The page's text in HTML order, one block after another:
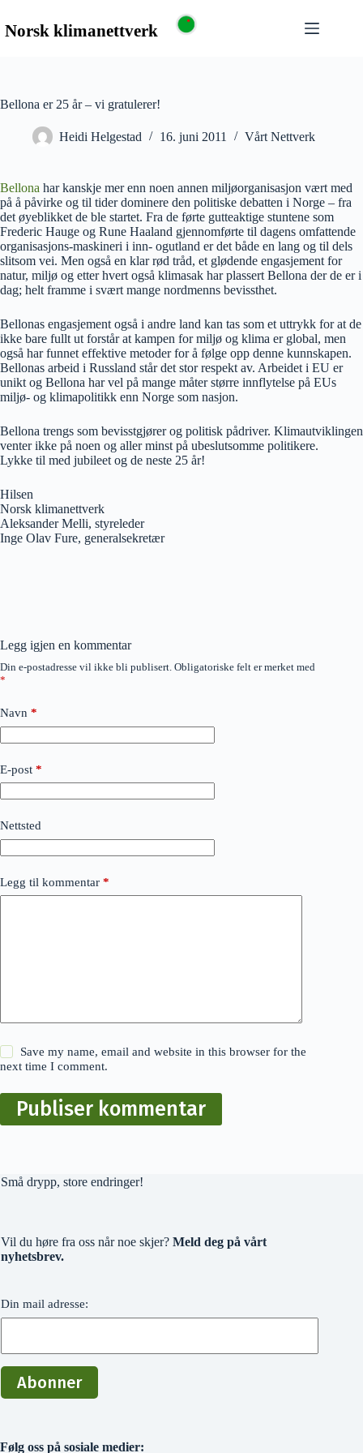
Bellona er 25 år – vi gratulerer!
Heidi Helgestad 16. juni 2011 Vårt Nettverk
Bellona har kanskje mer enn noen annen miljøorganisasjon vært med
på å påvirke og til tider dominere den politiske debatten i Norge – fra
det øyeblikket de ble startet. Fra de førte gutteaktige stuntene som
Frederic Hauge og Rune Haaland gjennomførte til dagens omfattende
organisasjons-maskineri i inn- ogutland er det både en lang og til dels
slitsom vei. Men også en klar rød tråd, et glødende engasjement for
natur, miljø og etter hvert også klimasak har plassert Bellona der de er i
dag; helt framme i svært mange nordmenns bevissthet.
Bellonas engasjement også i andre land kan tas som et uttrykk for at de
ikke bare fullt ut forstår at kampen for miljø og klima er global, men
også har funnet effektive metoder for å følge opp denne kunnskapen.
Bellonas arbeid i Russland står det stor respekt av. Arbeidet i EU er
unikt og Bellona har vel på mange måter større innflytelse på EUs
miljø- og klimapolitikk enn Norge som nasjon.
Bellona trengs som bevisstgjører og politisk pådriver. Klimautviklingen
venter ikke på noen og aller minst på ubeslutsomme politikere.
Lykke til med jubileet og de neste 25 år!
Hilsen
Norsk klimanettverk
Aleksander Melli, styreleder
Inge Olav Fure, generalsekretær
Legg igjen en kommentar
Din e-postadresse vil ikke bli publisert. Obligatoriske felt er merket med
*
Navn *
E-post *
Nettsted
Legg til kommentar *
Save my name, email and website in this browser for the
next time I comment.
Publiser kommentar
Små drypp, store endringer!
Vil du høre fra oss når noe skjer? Meld deg på vårt
nyhetsbrev.
Din mail adresse:
Følg oss på sosiale medier: